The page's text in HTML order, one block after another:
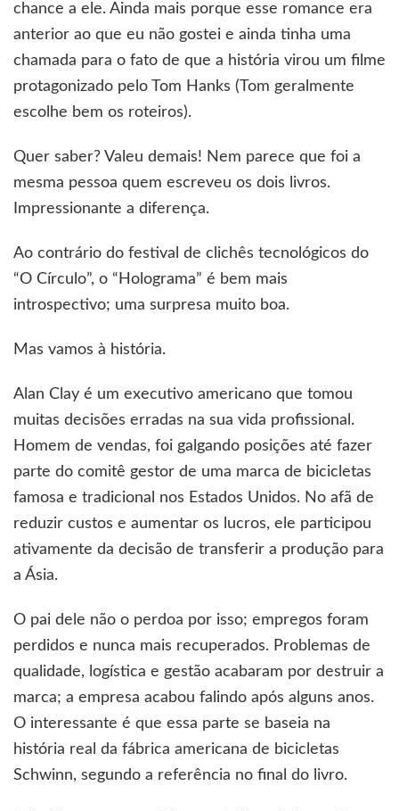
chance a ele. Ainda mais porque esse romance era
anterior ao que eu não gostei e ainda tinha uma
chamada para o fato de que a história virou um filme
protagonizado pelo Tom Hanks (Tom geralmente
escolhe bem os roteiros).
Quer saber? Valeu demais! Nem parece que foi a
mesma pessoa quem escreveu os dois livros.
Impressionante a diferença.
Ao contrário do festival de clichês tecnológicos do
“O Círculo”, o “Holograma” é bem mais
introspectivo; uma surpresa muito boa.
Mas vamos à história.
Alan Clay é um executivo americano que tomou
muitas decisões erradas na sua vida profissional.
Homem de vendas, foi galgando posições até fazer
parte do comitê gestor de uma marca de bicicletas
famosa e tradicional nos Estados Unidos. No afã de
reduzir custos e aumentar os lucros, ele participou
ativamente da decisão de transferir a produção para
a Ásia.
O pai dele não o perdoa por isso; empregos foram
perdidos e nunca mais recuperados. Problemas de
qualidade, logística e gestão acabaram por destruir a
marca; a empresa acabou falindo após alguns anos.
O interessante é que essa parte se baseia na
história real da fábrica americana de bicicletas
Schwinn, segundo a referência no final do livro.